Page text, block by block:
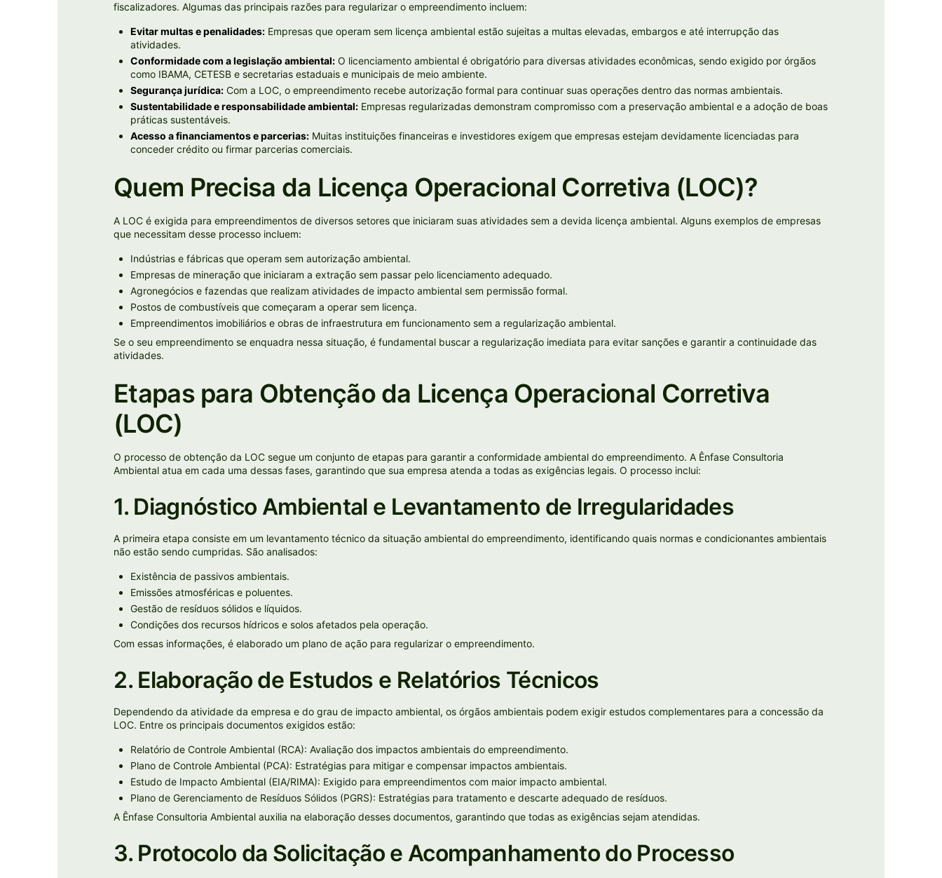
fiscalizadores. Algumas das principais razões para regularizar o empreendimento incluem:
Evitar multas e penalidades: Empresas que operam sem licença ambiental estão sujeitas a multas elevadas, embargos e até interrupção das
atividades.
Conformidade com a legislação ambiental: O licenciamento ambiental é obrigatório para diversas atividades econômicas, sendo exigido por órgãos
como IBAMA, CETESB e secretarias estaduais e municipais de meio ambiente.
Segurança jurídica: Com a LOC, o empreendimento recebe autorização formal para continuar suas operações dentro das normas ambientais.
Sustentabilidade e responsabilidade ambiental: Empresas regularizadas demonstram compromisso com a preservação ambiental e a adoção de boas
práticas sustentáveis.
Acesso a financiamentos e parcerias: Muitas instituições financeiras e investidores exigem que empresas estejam devidamente licenciadas para
conceder crédito ou firmar parcerias comerciais.
Quem Precisa da Licença Operacional Corretiva (LOC)?
A LOC é exigida para empreendimentos de diversos setores que iniciaram suas atividades sem a devida licença ambiental. Alguns exemplos de empresas
que necessitam desse processo incluem:
Indústrias e fábricas que operam sem autorização ambiental.
Empresas de mineração que iniciaram a extração sem passar pelo licenciamento adequado.
Agronegócios e fazendas que realizam atividades de impacto ambiental sem permissão formal.
Postos de combustíveis que começaram a operar sem licença.
Empreendimentos imobiliários e obras de infraestrutura em funcionamento sem a regularização ambiental.
Se o seu empreendimento se enquadra nessa situação, é fundamental buscar a regularização imediata para evitar sanções e garantir a continuidade das
atividades.
Etapas para Obtenção da Licença Operacional Corretiva
(LOC)
O processo de obtenção da LOC segue um conjunto de etapas para garantir a conformidade ambiental do empreendimento. A Ênfase Consultoria
Ambiental atua em cada uma dessas fases, garantindo que sua empresa atenda a todas as exigências legais. O processo inclui:
1. Diagnóstico Ambiental e Levantamento de Irregularidades
A primeira etapa consiste em um levantamento técnico da situação ambiental do empreendimento, identificando quais normas e condicionantes ambientais
não estão sendo cumpridas. São analisados:
Existência de passivos ambientais.
Emissões atmosféricas e poluentes.
Gestão de resíduos sólidos e líquidos.
Condições dos recursos hídricos e solos afetados pela operação.
Com essas informações, é elaborado um plano de ação para regularizar o empreendimento.
2. Elaboração de Estudos e Relatórios Técnicos
Dependendo da atividade da empresa e do grau de impacto ambiental, os órgãos ambientais podem exigir estudos complementares para a concessão da
LOC. Entre os principais documentos exigidos estão:
Relatório de Controle Ambiental (RCA): Avaliação dos impactos ambientais do empreendimento.
Plano de Controle Ambiental (PCA): Estratégias para mitigar e compensar impactos ambientais.
Estudo de Impacto Ambiental (EIA/RIMA): Exigido para empreendimentos com maior impacto ambiental.
Plano de Gerenciamento de Resíduos Sólidos (PGRS): Estratégias para tratamento e descarte adequado de resíduos.
A Ênfase Consultoria Ambiental auxilia na elaboração desses documentos, garantindo que todas as exigências sejam atendidas.
3. Protocolo da Solicitação e Acompanhamento do Processo